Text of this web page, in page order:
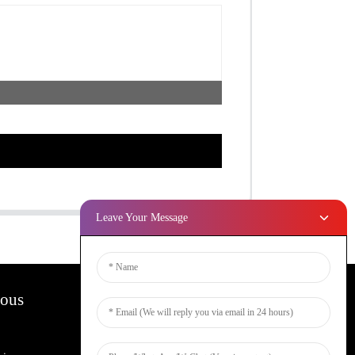
Bulletins D'information
Leave Your Message